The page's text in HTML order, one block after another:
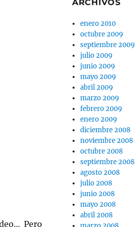
Pero
ARCHIVOS
enero 2010
octubre 2009
septiembre 2009
julio 2009
junio 2009
mayo 2009
abril 2009
marzo 2009
febrero 2009
enero 2009
diciembre 2008
noviembre 2008
octubre 2008
septiembre 2008
agosto 2008
julio 2008
junio 2008
mayo 2008
abril 2008